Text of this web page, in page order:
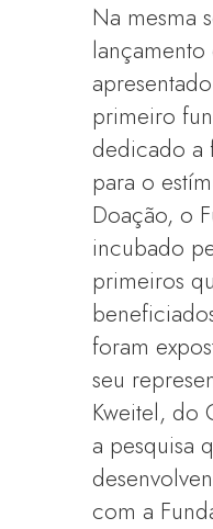
Na mesma
primeiro
dedicado a
para o
Doação, o
incubado
primeiros
foram
seu
Kweitel, do
a pesquisa
com a